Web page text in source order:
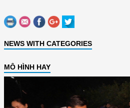
NEWS WITH CATEGORIES
MÔ HÌNH HAY